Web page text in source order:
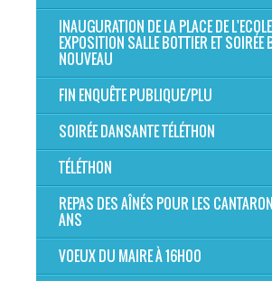
INAUGURATION DE LA PLACE DE
EXPOSITION SALLE BOTTIER ET SOIRÉE
NOUVEAU
FIN ENQUÊTE PUBLIQUE/PLU
SOIRÉE DANSANTE TÉLÉTHON
TÉLÉTHON
REPAS DES AÎNÉS POUR LES
ANS
VOEUX DU MAIRE À 16H00